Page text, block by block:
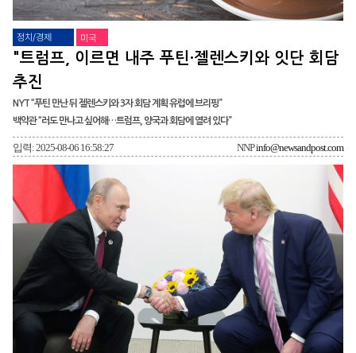
정치/경제 미국
"트럼프, 이르면 내주 푸틴·젤렌스키와 잇단 회담
추진
NYT “푸틴 만난 뒤 젤렌스키와 3자 회담 계획 유럽에 브리핑”
백악관 “러도 만나고 싶어해…트럼프, 양국과 회담에 열려 있다”
입력: 2025-08-06 16:58:27 NNPinfo@newsandpost.com